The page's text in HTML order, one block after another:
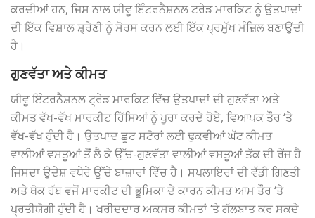
ਕਰਦੀਆਂ ਹਨ, ਜਿਸ ਨਾਲ ਯੀਵੂ ਇੰਟਰਨੈਸ਼ਨਲ ਟਰੇਡ ਮਾਰਕਿਟ ਨੂੰ ਉਤਪਾਦਾਂ
ਦੀ ਇੱਕ ਵਿਸ਼ਾਲ ਸ਼੍ਰੇਣੀ ਨੂੰ ਸੋਰਸ ਕਰਨ ਲਈ ਇੱਕ ਪ੍ਰਮੁੱਖ ਮੰਜ਼ਿਲ ਬਣਾਉਂਦੀ
ਹੈ।
ਗੁਣਵੱਤਾ ਅਤੇ ਕੀਮਤ
ਯੀਵੂ ਇੰਟਰਨੈਸ਼ਨਲ ਟ੍ਰੇਡ ਮਾਰਕਿਟ ਵਿੱਚ ਉਤਪਾਦਾਂ ਦੀ ਗੁਣਵੱਤਾ ਅਤੇ
ਕੀਮਤ ਵੱਖ-ਵੱਖ ਮਾਰਕੀਟ ਹਿੱਸਿਆਂ ਨੂੰ ਪੂਰਾ ਕਰਦੇ ਹੋਏ, ਵਿਆਪਕ ਤੌਰ ‘ਤੇ
ਵੱਖ-ਵੱਖ ਹੁੰਦੀ ਹੈ। ਉਤਪਾਦ ਛੂਟ ਸਟੋਰਾਂ ਲਈ ਢੁਕਵੀਆਂ ਘੱਟ ਕੀਮਤ
ਵਾਲੀਆਂ ਵਸਤੂਆਂ ਤੋਂ ਲੈ ਕੇ ਉੱਚ-ਗੁਣਵੱਤਾ ਵਾਲੀਆਂ ਵਸਤੂਆਂ ਤੱਕ ਦੀ ਰੇਂਜ ਹੈ
ਜਿਸਦਾ ਉਦੇਸ਼ ਵਧੇਰੇ ਉੱਚੇ ਬਾਜ਼ਾਰਾਂ ਵਿੱਚ ਹੈ। ਸਪਲਾਇਰਾਂ ਦੀ ਵੱਡੀ ਗਿਣਤੀ
ਅਤੇ ਥੋਕ ਹੱਬ ਵਜੋਂ ਮਾਰਕੀਟ ਦੀ ਭੂਮਿਕਾ ਦੇ ਕਾਰਨ ਕੀਮਤ ਆਮ ਤੌਰ ‘ਤੇ
ਪ੍ਰਤੀਯੋਗੀ ਹੁੰਦੀ ਹੈ। ਖਰੀਦਦਾਰ ਅਕਸਰ ਕੀਮਤਾਂ ‘ਤੇ ਗੱਲਬਾਤ ਕਰ ਸਕਦੇ